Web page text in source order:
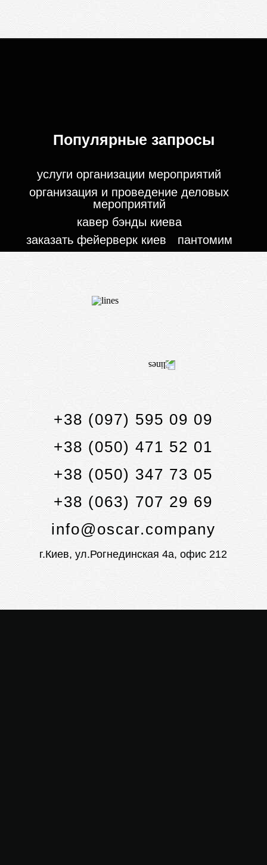
Популярные запросы
услуги организации мероприятий
организация и проведение деловых
мероприятий
кавер бэнды киева
заказать фейерверк киев
пантомим
КОНТАКТЫ
+38 (097) 595 09 09
+38 (050) 471 52 01
+38 (050) 347 73 05
+38 (063) 707 29 69
info@oscar.company
г.Киев, ул.Рогнединская 4а, офис 212